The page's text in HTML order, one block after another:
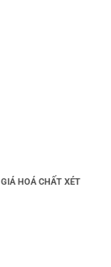
HOÁ CHẤT XÉT